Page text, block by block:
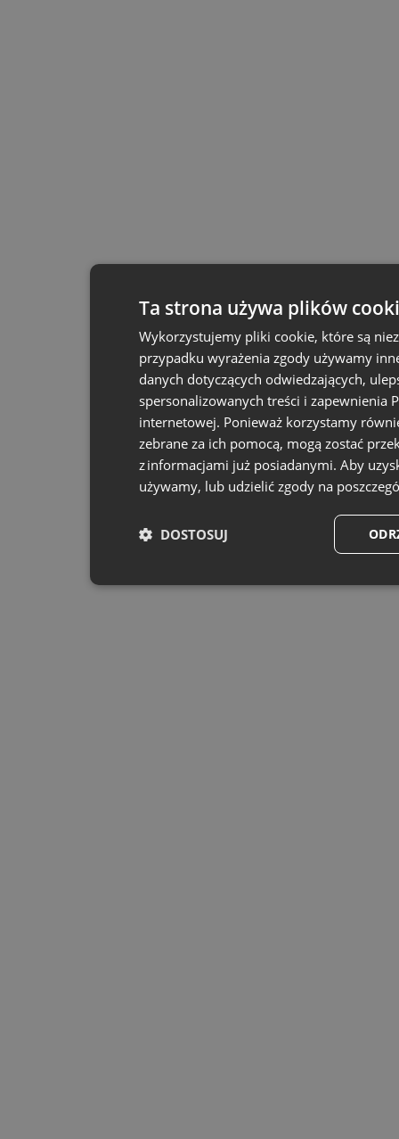
Ta strona używa plików
Wykorzystujemy pliki cookie, które są
przypadku wyrażenia zgody używamy
danych dotyczących odwiedzających,
spersonalizowanych treści i zapewnienia
internetowej. Ponieważ korzystamy
zebrane za ich pomocą, mogą zostać
z informacjami już posiadanymi. Aby
używamy, lub udzielić zgody na
DOSTOSUJ